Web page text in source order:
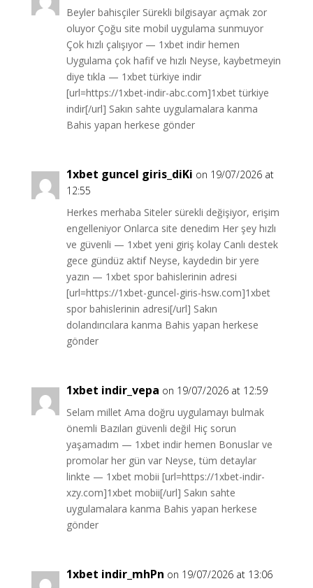
Beyler bahisçiler Sürekli bilgisayar açmak zor
oluyor Çoğu site mobil uygulama sunmuyor
Çok hızlı çalışıyor — 1xbet indir hemen
Uygulama çok hafif ve hızlı Neyse, kaybetmeyin
diye tıkla — 1xbet türkiye indir
[url=https://1xbet-indir-abc.com]1xbet türkiye
indir[/url] Sakın sahte uygulamalara kanma
Bahis yapan herkese gönder
1xbet guncel giris_diKi on 19/07/2026 at
12:55
Herkes merhaba Siteler sürekli değişiyor, erişim
engelleniyor Onlarca site denedim Her şey hızlı
ve güvenli — 1xbet yeni giriş kolay Canlı destek
gece gündüz aktif Neyse, kaydedin bir yere
yazın — 1xbet spor bahislerinin adresi
[url=https://1xbet-guncel-giris-hsw.com]1xbet
spor bahislerinin adresi[/url] Sakın
dolandırıcılara kanma Bahis yapan herkese
gönder
1xbet indir_vepa on 19/07/2026 at 12:59
Selam millet Ama doğru uygulamayı bulmak
önemli Bazıları güvenli değil Hiç sorun
yaşamadım — 1xbet indir hemen Bonuslar ve
promolar her gün var Neyse, tüm detaylar
linkte — 1xbet mobii [url=https://1xbet-indir-
xzy.com]1xbet mobii[/url] Sakın sahte
uygulamalara kanma Bahis yapan herkese
gönder
1xbet indir_mhPn on 19/07/2026 at 13:06